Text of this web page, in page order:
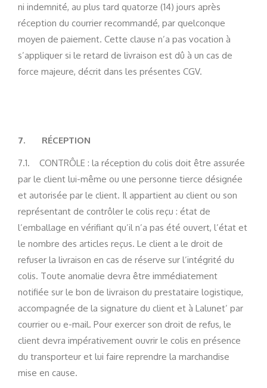
ni indemnité, au plus tard quatorze (14) jours après
réception du courrier recommandé, par quelconque
moyen de paiement. Cette clause n’a pas vocation à
s’appliquer si le retard de livraison est dû à un cas de
force majeure, décrit dans les présentes CGV.
7. RÉCEPTION
7.1. CONTRÔLE : la réception du colis doit être assurée
par le client lui-même ou une personne tierce désignée
et autorisée par le client. Il appartient au client ou son
représentant de contrôler le colis reçu : état de
l’emballage en vérifiant qu’il n’a pas été ouvert, l’état et
le nombre des articles reçus. Le client a le droit de
refuser la livraison en cas de réserve sur l’intégrité du
colis. Toute anomalie devra être immédiatement
notifiée sur le bon de livraison du prestataire logistique,
accompagnée de la signature du client et à Lalunet’ par
courrier ou e-mail. Pour exercer son droit de refus, le
client devra impérativement ouvrir le colis en présence
du transporteur et lui faire reprendre la marchandise
mise en cause.